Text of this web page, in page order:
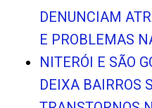
DENUNCIAM
E PROBLEMAS
NITERÓI E SÃO
DEIXA BAIRROS